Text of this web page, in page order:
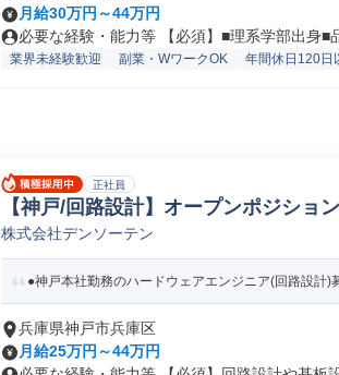
月給30万円～44万円
必要な経験・能力等 【必須】■理系学部出身■
業界未経験歓迎 副業・WワークOK 年間休日120日
正社員
【神戸/回路設計】オープンポジショ
回路設計
株式会社デンソーテン
●神戸本社勤務のハードウェアエンジニア(回路設計
兵庫県神戸市兵庫区
月給25万円～44万円